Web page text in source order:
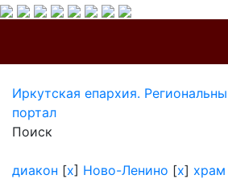
Иркутская епархия.
портал
Поиск
диакон [x] Ново-Ленино [x] храм